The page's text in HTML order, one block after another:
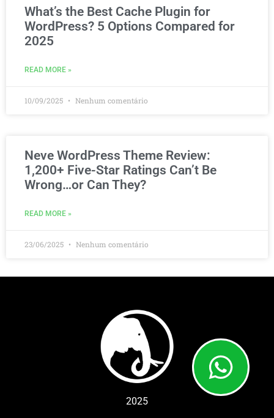
What’s the Best Cache Plugin for
WordPress? 5 Options Compared for
2025
READ MORE »
10/09/2025 Nenhum comentário
Neve WordPress Theme Review:
1,200+ Five-Star Ratings Can’t Be
Wrong…or Can They?
READ MORE »
23/06/2025 Nenhum comentário
2025